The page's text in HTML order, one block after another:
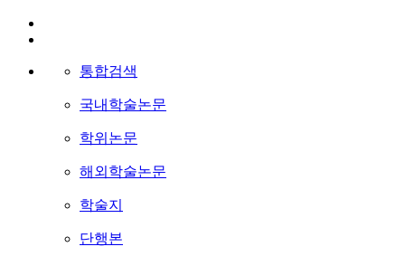
통합검색
국내학술논문
학위논문
해외학술논문
학술지
단행본